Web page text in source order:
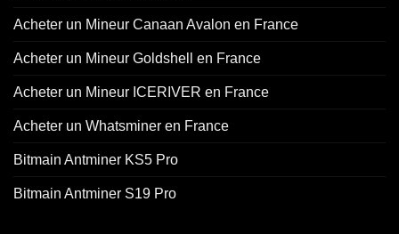
Acheter un Mineur Canaan Avalon en France
Acheter un Mineur Goldshell en France
Acheter un Mineur ICERIVER en France
Acheter un Whatsminer en France
Bitmain Antminer KS5 Pro
Bitmain Antminer S19 Pro